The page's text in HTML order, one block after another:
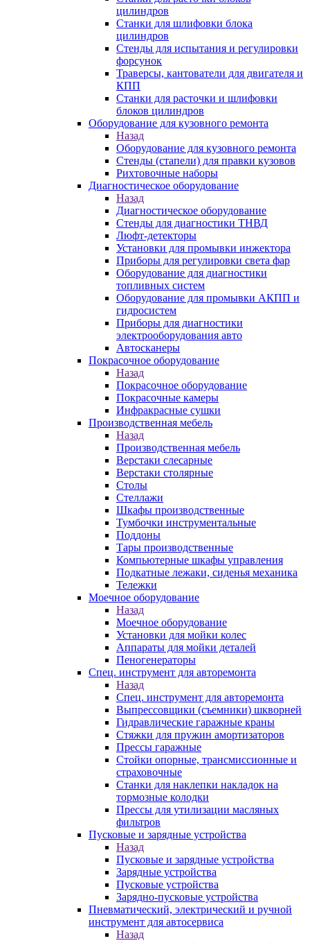
цилиндров
Станки для шлифовки блока
цилиндров
Стенды для испытания и регулировки
форсунок
Траверсы, кантователи для двигателя и
КПП
Станки для расточки и шлифовки
блоков цилиндров
Оборудование для кузовного ремонта
Назад
Оборудование для кузовного ремонта
Стенды (стапели) для правки кузовов
Рихтовочные наборы
Диагностическое оборудование
Назад
Диагностическое оборудование
Стенды для диагностики ТНВД
Люфт-детекторы
Установки для промывки инжектора
Приборы для регулировки света фар
Оборудование для диагностики
топливных систем
Оборудование для промывки АКПП и
гидросистем
Приборы для диагностики
электрооборудования авто
Автосканеры
Покрасочное оборудование
Назад
Покрасочное оборудование
Покрасочные камеры
Инфракрасные сушки
Производственная мебель
Назад
Производственная мебель
Верстаки слесарные
Верстаки столярные
Столы
Стеллажи
Шкафы производственные
Тумбочки инструментальные
Поддоны
Тары производственные
Компьютерные шкафы управления
Подкатные лежаки, сиденья механика
Тележки
Моечное оборудование
Назад
Моечное оборудование
Установки для мойки колес
Аппараты для мойки деталей
Пеногенераторы
Спец. инструмент для авторемонта
Назад
Спец. инструмент для авторемонта
Выпрессовщики (съемники) шкворней
Гидравлические гаражные краны
Стяжки для пружин амортизаторов
Прессы гаражные
Стойки опорные, трансмиссионные и
страховочные
Станки для наклепки накладок на
тормозные колодки
Прессы для утилизации масляных
фильтров
Пусковые и зарядные устройства
Назад
Пусковые и зарядные устройства
Зарядные устройства
Пусковые устройства
Зарядно-пусковые устройства
Пневматический, электрический и ручной
инструмент для автосервиса
Назад